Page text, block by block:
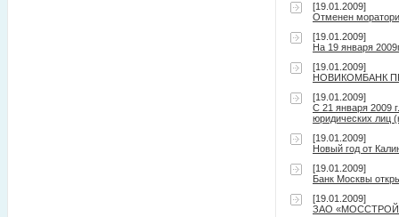
[19.01.2009]
Отменен
[19.01.2009]
На 19 января
[19.01.2009]
НОВИКОМБАНК
[19.01.2009]
C 21 января
юридических лиц
[19.01.2009]
Новый год от
[19.01.2009]
Банк Москвы
[19.01.2009]
ЗАО